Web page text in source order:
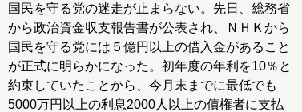
国民を守る党の迷走が止まらない。先日、総務省
から政治資金収支報告書が公表され、ＮＨＫから
国民を守る党には５億円以上の借入金があること
が正式に明らかになった。初年度の年利を10％と
約束していたことから、今月末までに最低でも
5000万円以上の利息2000人以上の債権者に支払